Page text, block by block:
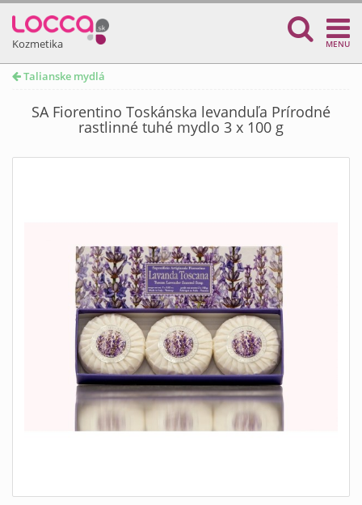
Kozmetika MENU
Talianske mydlá
SA Fiorentino Toskánska levanduľa Prírodné
rastlinné tuhé mydlo 3 x 100 g